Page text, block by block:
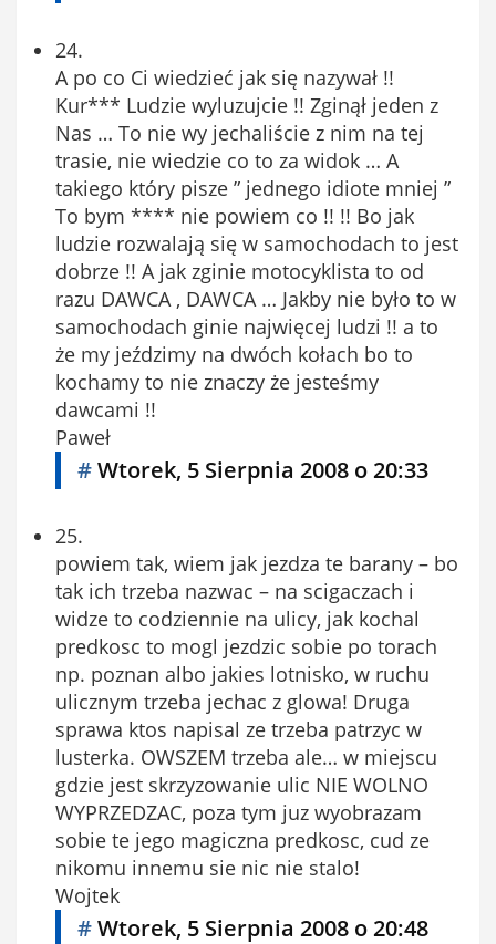
24.
A po co Ci wiedzieć jak się nazywał !!
Kur*** Ludzie wyluzujcie !! Zginął jeden z
Nas … To nie wy jechaliście z nim na tej
trasie, nie wiedzie co to za widok … A
takiego który pisze ” jednego idiote mniej ”
To bym **** nie powiem co !! !! Bo jak
ludzie rozwalają się w samochodach to jest
dobrze !! A jak zginie motocyklista to od
razu DAWCA , DAWCA … Jakby nie było to w
samochodach ginie najwięcej ludzi !! a to
że my jeździmy na dwóch kołach bo to
kochamy to nie znaczy że jesteśmy
dawcami !!
Paweł
#Wtorek, 5 Sierpnia 2008 o 20:33
25.
powiem tak, wiem jak jezdza te barany – bo
tak ich trzeba nazwac – na scigaczach i
widze to codziennie na ulicy, jak kochal
predkosc to mogl jezdzic sobie po torach
np. poznan albo jakies lotnisko, w ruchu
ulicznym trzeba jechac z glowa! Druga
sprawa ktos napisal ze trzeba patrzyc w
lusterka. OWSZEM trzeba ale… w miejscu
gdzie jest skrzyzowanie ulic NIE WOLNO
WYPRZEDZAC, poza tym juz wyobrazam
sobie te jego magiczna predkosc, cud ze
nikomu innemu sie nic nie stalo!
Wojtek
#Wtorek, 5 Sierpnia 2008 o 20:48